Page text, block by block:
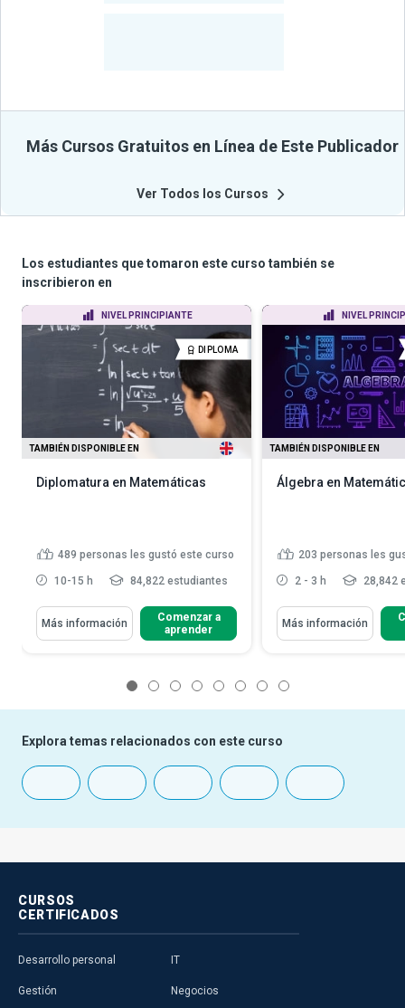
Más Cursos Gratuitos en Línea de Este Publicador
Ver Todos los Cursos
Los estudiantes que tomaron este curso también se
inscribieron en
NIVEL PRINCIPIANTE
DIPLOMA
TAMBIÉN DISPONIBLE EN
Diplomatura en Matemáticas
489 personas les gustó este curso
10-15 h 84,822 estudiantes
Más información
Comenzar a
aprender
NIVEL
TAMBIÉN DISPONIBLE EN
Álgebra en
203 personas les
2 - 3 h 28,842
Más información
Explora temas relacionados con este curso
CURSOS
CERTIFICADOS
Desarrollo personal
Gestión
IT
Negocios